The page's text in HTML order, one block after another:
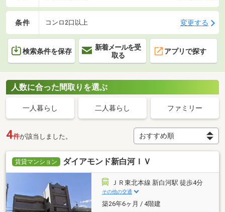
条件 コンロ2口以上 変更する
検索条件を保存
新着メールを受
取る
アプリで探す
人数に合った間取りを選ぶ
一人暮らし 二人暮らし ファミリー
4件が該当しました。
賃貸マンション ダイアモンド新白河ＩＶ
ＪＲ東北本線 新白河駅 徒歩4分
その他の交通
築26年6ヶ月 / 4階建